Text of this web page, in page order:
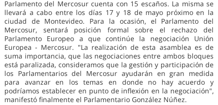
Parlamento del Mercosur cuenta con 15 escaños. La misma se
llevará a cabo entre los días 17 y 18 de mayo próximo en la
ciudad de Montevideo. Para la ocasión, el Parlamento del
Mercosur, sentará posición formal sobre el rechazo del
Parlamento Europeo a que continúe la negociación Unión
Europea - Mercosur. "La realización de esta asamblea es de
suma importancia, que las negociaciones entre ambos bloques
está paralizada, consideramos que la gestión y participación de
los Parlamentarios del Mercosur ayudarán en gran medida
para avanzar en los temas en donde no hay acuerdo y
podríamos establecer en punto de inflexión en la negociación",
manifestó finalmente el Parlamentario González Núñez.